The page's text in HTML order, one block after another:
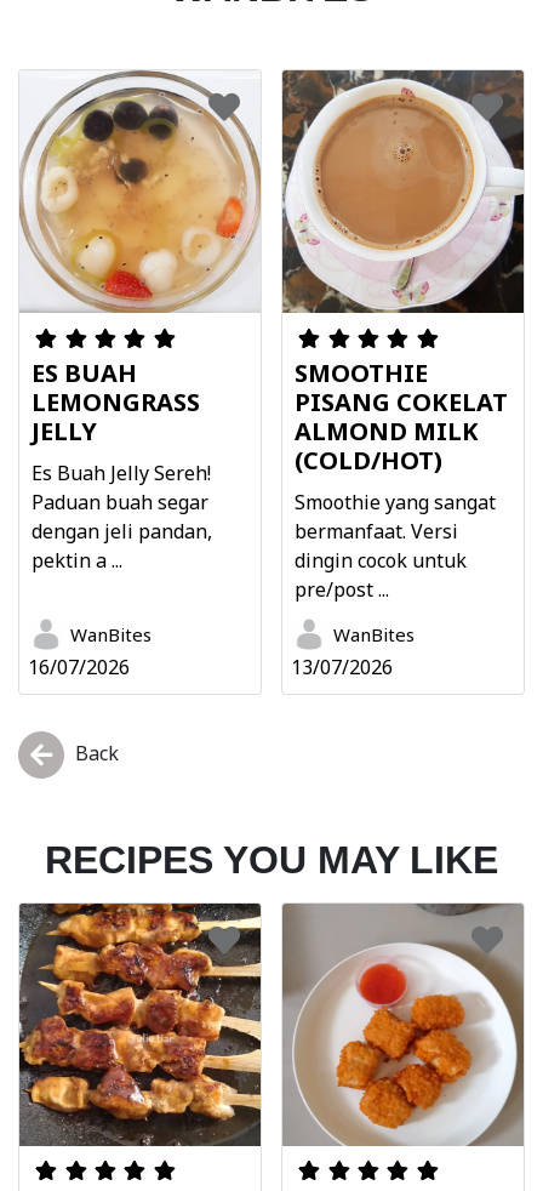
ES BUAH
LEMONGRASS
JELLY
Es Buah Jelly Sereh!
Paduan buah segar
dengan jeli pandan,
pektin a ...
WanBites
16/07/2026
SMOOTHIE
PISANG COKELAT
ALMOND MILK
(COLD/HOT)
Smoothie yang sangat
bermanfaat. Versi
dingin cocok untuk
pre/post ...
WanBites
13/07/2026
Back
RECIPES YOU MAY LIKE